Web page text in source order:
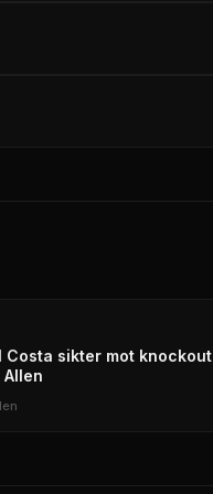
Costa sikter mot knockout
Allen